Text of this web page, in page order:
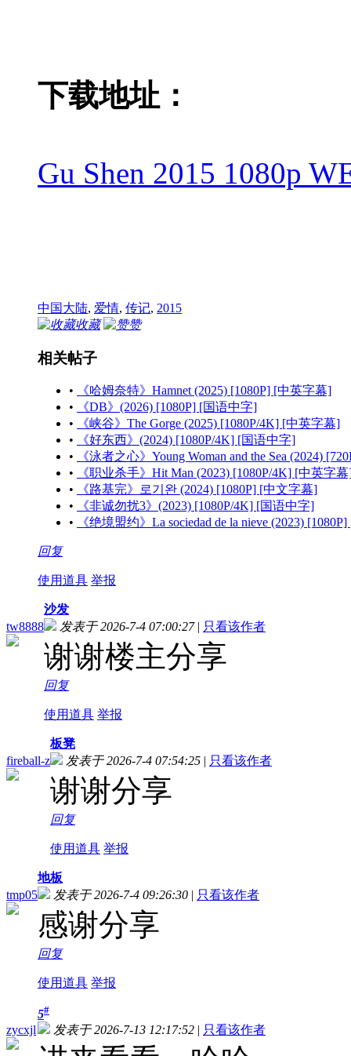
下载地址：
Gu Shen 2015 1080p
中国大陆, 爱情, 传记, 2015
收藏
赞
相关帖子
•
《哈姆奈特》Hamnet (2025) [1080P] [中英字幕]
•
《DB》(2026) [1080P] [国语中字]
•
《峡谷》The Gorge (2025) [1080P/4K] [中英字幕]
•
《好东西》(2024) [1080P/4K] [国语中字]
•
《泳者之心》Young Woman and the Sea (2024)
•
《职业杀手》Hit Man (2023) [1080P/4K] [中英字
•
《路基完》로기완 (2024) [1080P] [中文字幕]
•
《非诚勿扰3》(2023) [1080P/4K] [国语中字]
•
《绝境盟约》La sociedad de la nieve (2023)
回复
使用道具 举报
tw8888
沙发
发表于 2026-7-4 07:00:27 | 只看该作者
谢谢楼主分享
回复
使用道具 举报
fireball-z
板凳
发表于 2026-7-4 07:54:25 | 只看该作者
谢谢分享
回复
使用道具 举报
tmp05
地板
发表于 2026-7-4 09:26:30 | 只看该作者
感谢分享
回复
使用道具 举报
zycxjl
5#
发表于 2026-7-13 12:17:52 | 只看该作者